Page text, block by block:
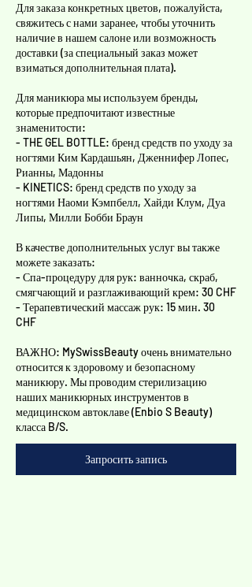
Для заказа конкретных цветов, пожалуйста,
свяжитесь с нами заранее, чтобы уточнить
наличие в нашем салоне или возможность
доставки (за специальный заказ может
взиматься дополнительная плата).
Для маникюра мы используем бренды,
которые предпочитают известные
знаменитости:
- THE GEL BOTTLE: бренд средств по уходу за
ногтями Ким Кардашьян, Дженнифер Лопес,
Рианны, Мадонны
- KINETICS: бренд средств по уходу за
ногтями Наоми Кэмпбелл, Хайди Клум, Дуа
Липы, Милли Бобби Браун
В качестве дополнительных услуг вы также
можете заказать:
- Спа-процедуру для рук: ванночка, скраб,
смягчающий и разглаживающий крем: 30 CHF
- Терапевтический массаж рук: 15 мин. 30
CHF
ВАЖНО: MySwissBeauty очень внимательно
относится к здоровому и безопасному
маникюру. Мы проводим стерилизацию
наших маникюрных инструментов в
медицинском автоклаве (Enbio S Beauty)
класса B/S.
Запросить запись